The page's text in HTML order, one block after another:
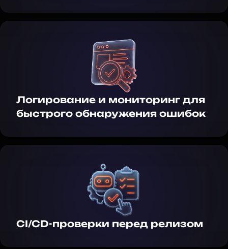
Логирование и мониторинг для
быстрого обнаружения ошибок
CI/CD-проверки перед релизом